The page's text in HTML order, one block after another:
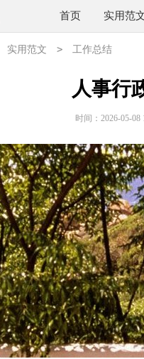
首页 实用范
实用范文 > 工作总结
人事行
时间：2026-05-08